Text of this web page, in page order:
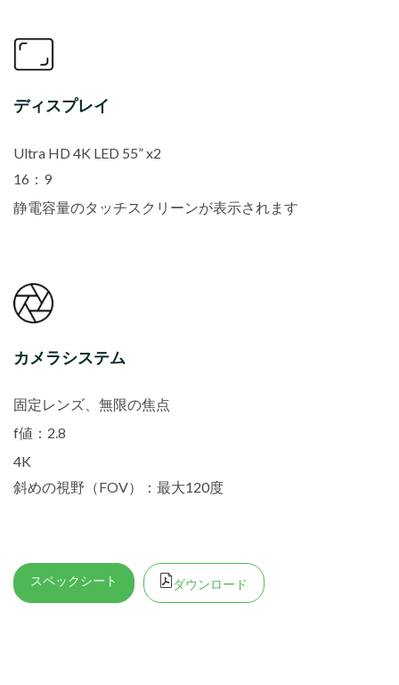
ディスプレイ
Ultra HD 4K LED 55” x2
16：9
静電容量のタッチスクリーンが表示されます
カメラシステム
固定レンズ、無限の焦点
f値：2.8
4K
斜めの視野（FOV）：最大120度
スペックシート ダウンロード